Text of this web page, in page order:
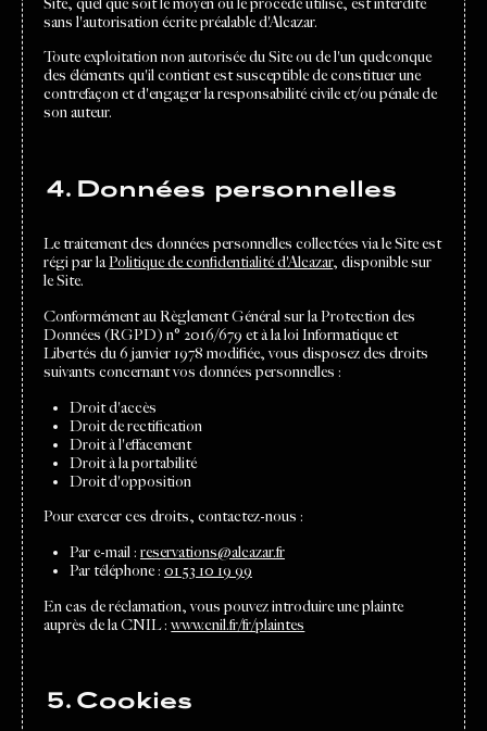
Site, quel que soit le moyen ou le procédé utilisé, est interdite
sans l'autorisation écrite préalable d'Alcazar.
Toute exploitation non autorisée du Site ou de l'un quelconque
des éléments qu'il contient est susceptible de constituer une
contrefaçon et d'engager la responsabilité civile et/ou pénale de
son auteur.
4. Données personnelles
Le traitement des données personnelles collectées via le Site est
régi par laPolitique de confidentialité d'Alcazar, disponible sur
le Site.
Conformément au Règlement Général sur la Protection des
Données (RGPD) n° 2016/679 et à la loi Informatique et
Libertés du 6 janvier 1978 modifiée, vous disposez des droits
suivants concernant vos données personnelles :
Droit d'accès
Droit de rectification
Droit à l'effacement
Droit à la portabilité
Droit d'opposition
Pour exercer ces droits, contactez-nous :
Par e-mail : reservations@alcazar.fr
Par téléphone : 01 53 10 19 99
En cas de réclamation, vous pouvez introduire une plainte
auprès de la CNIL :www.cnil.fr/fr/plaintes
5. Cookies